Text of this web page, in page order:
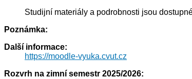
Studijní materiály a podrobnosti jsou
Poznámka:
Další informace:
https://moodle-vyuka.cvut.cz
Rozvrh na zimní semestr 2025/2026: